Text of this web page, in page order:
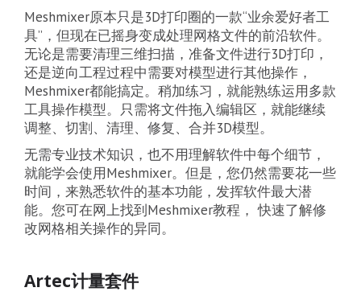
Meshmixer原本只是3D打印圈的一款“业余爱好者工
具”，但现在已摇身变成处理网格文件的前沿软件。
无论是需要清理三维扫描，准备文件进行3D打印，
还是逆向工程过程中需要对模型进行其他操作，
Meshmixer都能搞定。稍加练习，就能熟练运用多款
工具操作模型。只需将文件拖入编辑区，就能继续
调整、切割、清理、修复、合并3D模型。
无需专业技术知识，也不用理解软件中每个细节，
就能学会使用Meshmixer。但是，您仍然需要花一些
时间，来熟悉软件的基本功能，发挥软件最大潜
能。您可在网上找到Meshmixer教程， 快速了解修
改网格相关操作的异同。
Artec计量套件